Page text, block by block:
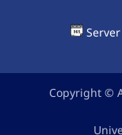
Server
Copyright ©